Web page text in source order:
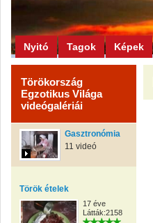
Nyitó Tagok Képek
Törökország
Egzotikus Világa
videógalériái
Gasztronómia
11 videó
Török ételek
17 éve
Látták:2158